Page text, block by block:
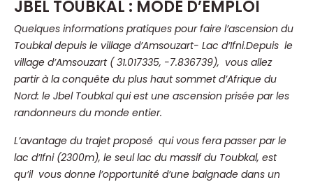
JBEL TOUBKAL : MODE D’EMPLOI
Quelques informations pratiques pour faire l’ascension du
Toubkal depuis le village d’Amsouzart- Lac d’Ifni.Depuis le
village d’Amsouzart ( 31.017335, -7.836739), vous allez
partir à la conquête du plus haut sommet d’Afrique du
Nord: le Jbel Toubkal qui est une ascension prisée par les
randonneurs du monde entier.
L’avantage du trajet proposé qui vous fera passer par le
lac d’Ifni (2300m), le seul lac du massif du Toubkal, est
qu’il vous donne l’opportunité d’une baignade dans un